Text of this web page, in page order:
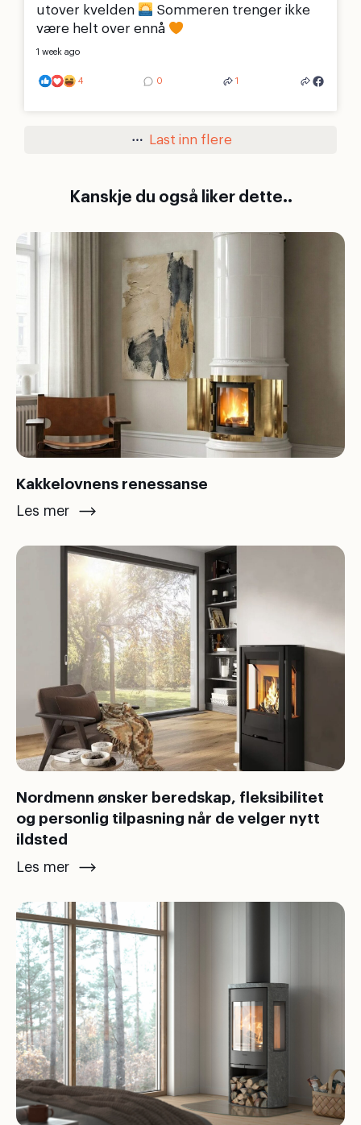
utover kvelden
Sommeren trenger ikke
være helt over ennå
1 week ago
4 0 1
Last inn flere
Kanskje du også liker dette..
Kakkelovnens renessanse
Les mer
Nordmenn ønsker beredskap, fleksibilitet
og personlig tilpasning når de velger nytt
ildsted
Les mer